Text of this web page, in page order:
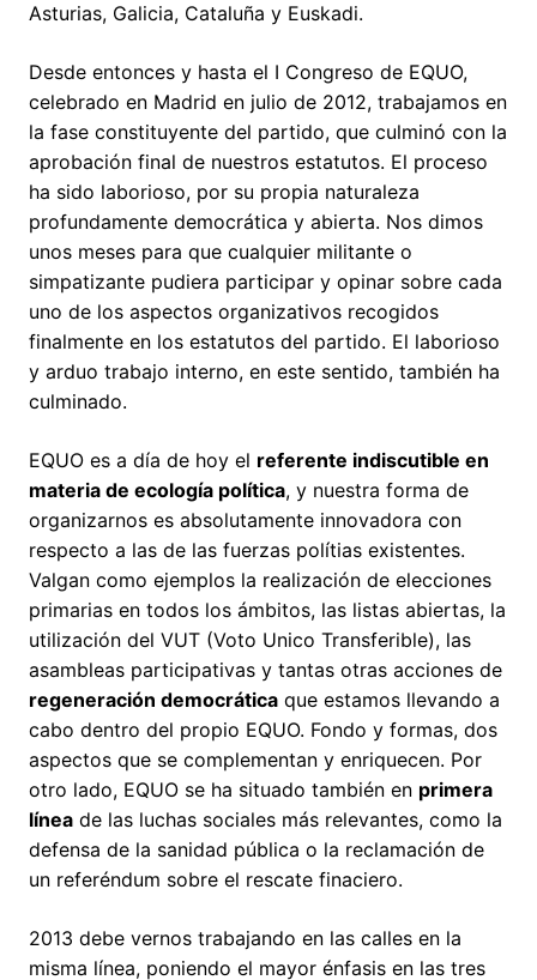
Asturias, Galicia, Cataluña y Euskadi.
Desde entonces y hasta el I Congreso de EQUO,
celebrado en Madrid en julio de 2012, trabajamos en
la fase constituyente del partido, que culminó con la
aprobación final de nuestros estatutos. El proceso
ha sido laborioso, por su propia naturaleza
profundamente democrática y abierta. Nos dimos
unos meses para que cualquier militante o
simpatizante pudiera participar y opinar sobre cada
uno de los aspectos organizativos recogidos
finalmente en los estatutos del partido. El laborioso
y arduo trabajo interno, en este sentido, también ha
culminado.
EQUO es a día de hoy el referente indiscutible en
materia de ecología política, y nuestra forma de
organizarnos es absolutamente innovadora con
respecto a las de las fuerzas polítias existentes.
Valgan como ejemplos la realización de elecciones
primarias en todos los ámbitos, las listas abiertas, la
utilización del VUT (Voto Unico Transferible), las
asambleas participativas y tantas otras acciones de
regeneración democrática que estamos llevando a
cabo dentro del propio EQUO. Fondo y formas, dos
aspectos que se complementan y enriquecen. Por
otro lado, EQUO se ha situado también en primera
línea de las luchas sociales más relevantes, como la
defensa de la sanidad pública o la reclamación de
un referéndum sobre el rescate finaciero.
2013 debe vernos trabajando en las calles en la
misma línea, poniendo el mayor énfasis en las tres